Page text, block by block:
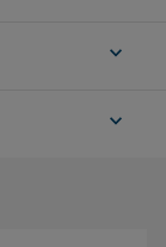
expand_more
expand_more